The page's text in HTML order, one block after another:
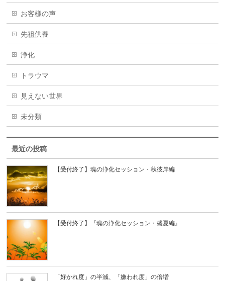
お客様の声
先祖供養
浄化
トラウマ
見えない世界
未分類
最近の投稿
【受付終了】魂の浄化セッション・秋彼岸編
【受付終了】『魂の浄化セッション・盛夏編』
「好かれ度」の半減、「嫌われ度」の倍増